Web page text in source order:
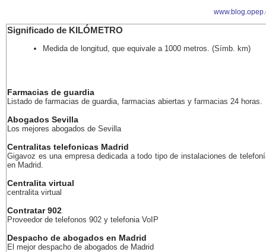
Significado de KILÓMETRO
Medida de longitud, que equivale a 1000 metros. (Símb. km)
Farmacias de guardia
Listado de farmacias de guardia, farmacias abiertas y farmacias 24 horas.
Abogados Sevilla
Los mejores abogados de Sevilla
Centralitas telefonicas Madrid
Gigavoz es una empresa dedicada a todo tipo de instalaciones de
en Madrid.
Centralita virtual
centralita virtual
Contratar 902
Proveedor de telefonos 902 y telefonia VoIP
Despacho de abogados en Madrid
El mejor despacho de abogados de Madrid